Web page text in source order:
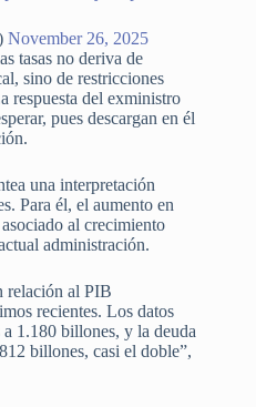
November 26, 2025
tasas no deriva de
sino de restricciones
respuesta del exministro
pues descargan en él
una interpretación
Para él, el aumento en
al crecimiento
administración.
relación al PIB
recientes. Los datos
1.180 billones, y la deuda
billones, casi el doble”,